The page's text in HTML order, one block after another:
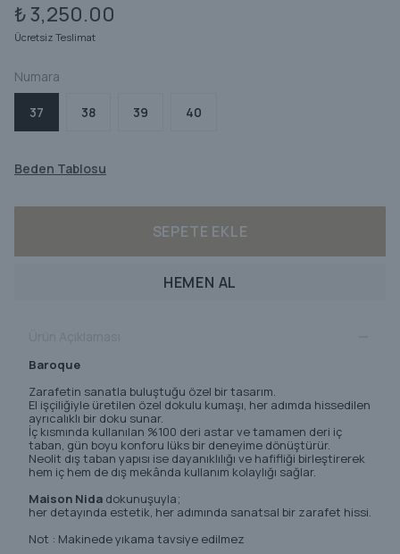
₺ 3,250.00
Ücretsiz Teslimat
Numara
37 38 39 40
Beden Tablosu
SEPETE EKLE
HEMEN AL
Baroque
Zarafetin sanatla buluştuğu özel bir tasarım.
El işçiliğiyle üretilen özel dokulu kumaşı, her adımda hissedilen
ayrıcalıklı bir doku sunar.
İç kısmında kullanılan %100 deri astar ve tamamen deri iç
taban, gün boyu konforu lüks bir deneyime dönüştürür.
Neolit dış taban yapısı ise dayanıklılığı ve hafifliği birleştirerek
hem iç hem de dış mekânda kullanım kolaylığı sağlar.
Maison Nida dokunuşuyla;
her detayında estetik, her adımında sanatsal bir zarafet hissi.
Not : Makinede yıkama tavsiye edilmez